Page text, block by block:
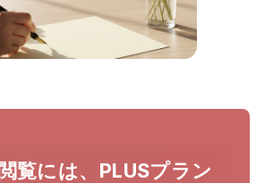
覧には、PLUSプラン